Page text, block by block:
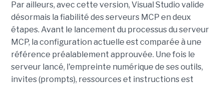
Par ailleurs, avec cette version, Visual Studio valide
désormais la fiabilité des serveurs MCP en deux
étapes. Avant le lancement du processus du serveur
MCP, la configuration actuelle est comparée à une
référence préalablement approuvée. Une fois le
serveur lancé, l'empreinte numérique de ses outils,
invites (prompts), ressources et instructions est